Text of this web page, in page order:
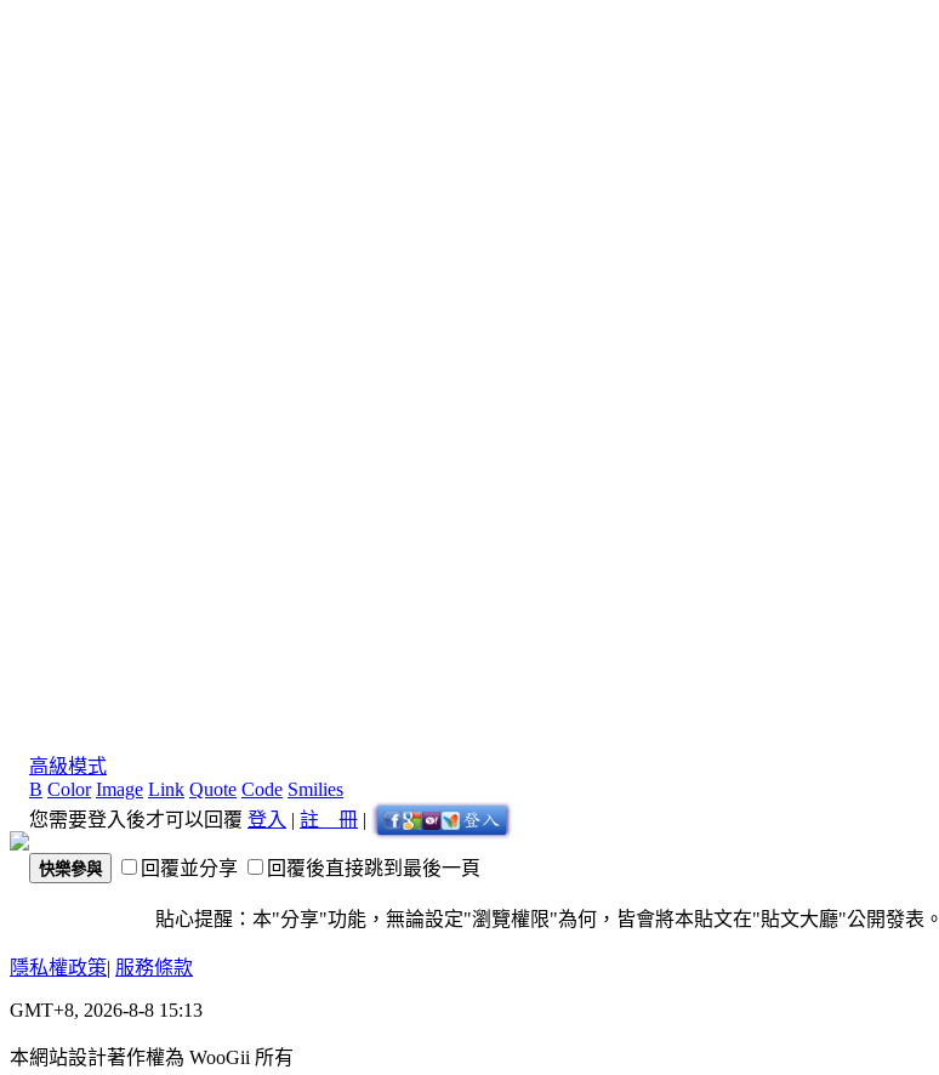
高級模式
B Color Image Link Quote Code Smilies
您需要登入後才可以回覆 登入 | 註 冊 |
快樂參與 回覆並分享 回覆後直接跳到最後一頁
貼心提醒：本"分享"功能，無論設定"瀏覽權限"為何，皆會將本貼文在"貼文大廳"公開發表。
隱私權政策| 服務條款
GMT+8, 2026-8-8 15:13
本網站設計著作權為 WooGii 所有